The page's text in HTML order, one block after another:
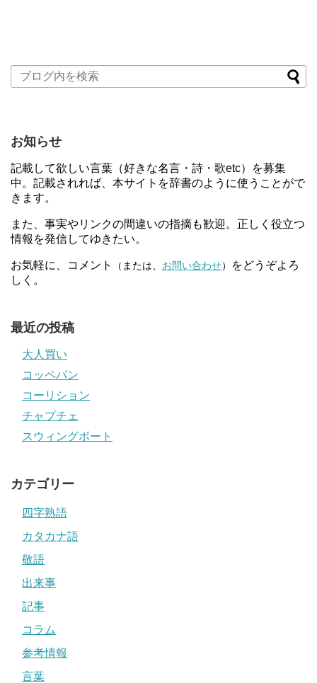
お知らせ
記載して欲しい言葉（好きな名言・詩・歌etc）を募集
中。記載されれば、本サイトを辞書のように使うことがで
きます。
また、事実やリンクの間違いの指摘も歓迎。正しく役立つ
情報を発信してゆきたい。
お気軽に、コメント （または、 お問い合わせ）
をどうぞよろ
しく。
最近の投稿
大人買い
コッペパン
コーリション
チャプチェ
スウィングボート
カテゴリー
四字熟語
カタカナ語
敬語
出来事
記事
コラム
参考情報
言葉